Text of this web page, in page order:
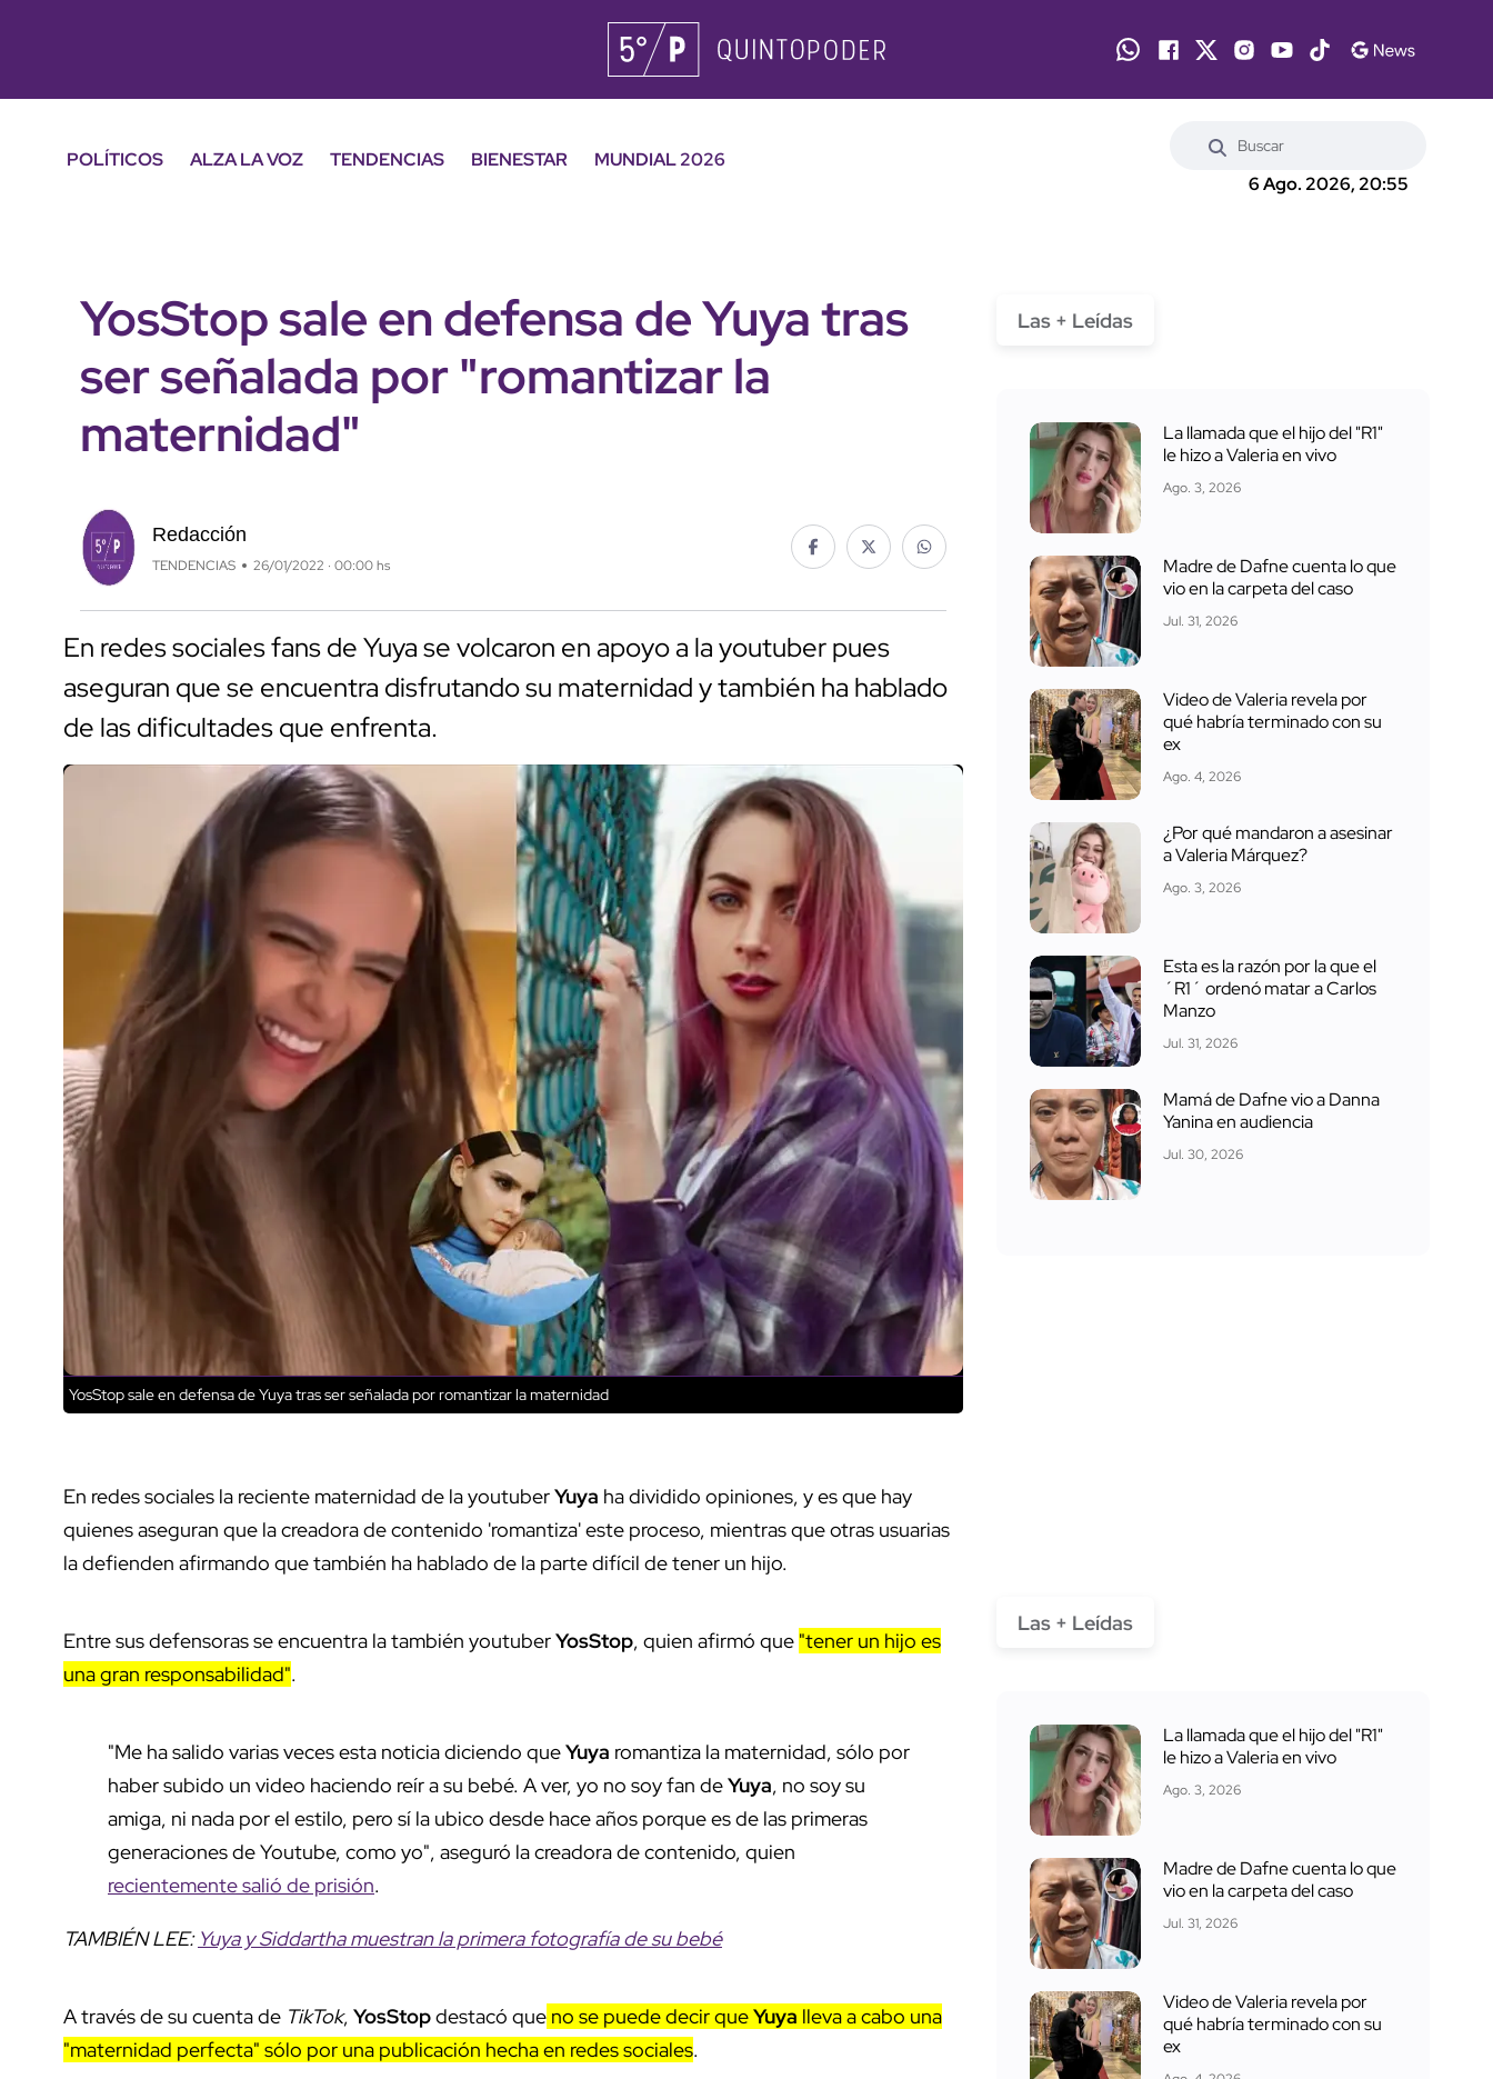
POLÍTICOS ALZA LA VOZ TENDENCIAS BIENESTAR
MUNDIAL 2026
6 Ago. 2026, 20:55
YosStop sale en defensa de Yuya tras
ser señalada por "romantizar la
maternidad"
Redacción
TENDENCIAS 26/01/2022 · 00:00 hs
En redes sociales fans de Yuya se volcaron en apoyo a la youtuber pues
aseguran que se encuentra disfrutando su maternidad y también ha hablado
de las dificultades que enfrenta.
YosStop sale en defensa de Yuya tras ser señalada por romantizar la maternidad
En redes sociales la reciente maternidad de la youtuberYuya ha dividido opiniones, y es que hay
quienes aseguran que la creadora de contenido 'romantiza' este proceso, mientras que otras usuarias
la defienden afirmando que también ha hablado de la parte difícil de tener un hijo.
Entre sus defensoras se encuentra la también youtuberYosStop, quien afirmó que "tener un hijo es
una gran responsabilidad".
"Me ha salido varias veces esta noticia diciendo queYuya romantiza la maternidad, sólo por
haber subido un video haciendo reír a su bebé. A ver, yo no soy fan deYuya, no soy su
amiga, ni nada por el estilo, pero sí la ubico desde hace años porque es de las primeras
generaciones de Youtube, como yo", aseguró la creadora de contenido, quien
recientemente salió de prisión.
TAMBIÉN LEE: Yuya y Siddartha muestran la primera fotografía de su bebé
A través de su cuenta de TikTok, YosStopdestacó que no se puede decir queYuya lleva a cabo una
"maternidad perfecta" sólo por una publicación hecha en redes sociales.
Las + Leídas
La llamada que el hijo del "R1"
le hizo a Valeria en vivo
Ago. 3, 2026
Madre de Dafne cuenta lo que
vio en la carpeta del caso
Jul. 31, 2026
Video de Valeria revela por
qué habría terminado con su
ex
Ago. 4, 2026
¿Por qué mandaron a asesinar
a Valeria Márquez?
Ago. 3, 2026
Esta es la razón por la que el
´R1´ ordenó matar a Carlos
Manzo
Jul. 31, 2026
Mamá de Dafne vio a Danna
Yanina en audiencia
Jul. 30, 2026
Las + Leídas
La llamada que el hijo del "R1"
le hizo a Valeria en vivo
Ago. 3, 2026
Madre de Dafne cuenta lo que
vio en la carpeta del caso
Jul. 31, 2026
Video de Valeria revela por
qué habría terminado con su
ex